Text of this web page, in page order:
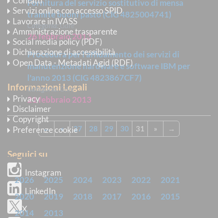
Fornitura del servizio sostitutivo di mensa
tramite buoni pasto (CIG 4825004741)
Categoria: Gare
26 febbraio 2013
Procedura per l'affidamento dei servizi di
manutenzione hardware e software IBM per
l'anno 2013 (CIG 4823867CF7)
Categoria:Gare
21 febbraio 2013
← « 27 28 29 30 31 » →
ARCHIVIO
2026 2025 2024 2023 2022
2021
2020
2019 2018 2017 2016
2015
2014
2013
Servizi online con accesso SPID
Lavorare in IVASS
Amministrazione trasparente
Social media policy (PDF)
Dichiarazione di accessibilità
Open Data - Metadati Agid (RDF)
Informazioni Legali
Privacy
Disclaimer
Copyright
Preferenze cookie
Seguici su
Instagram
LinkedIn
X